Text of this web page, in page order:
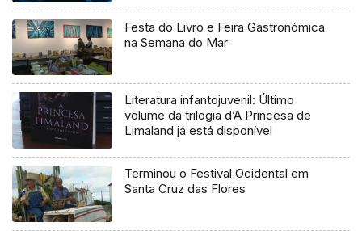
Festa do Livro e Feira Gastronómica
na Semana do Mar
Literatura infantojuvenil: Último
volume da trilogia d’A Princesa de
Limaland já está disponível
Terminou o Festival Ocidental em
Santa Cruz das Flores